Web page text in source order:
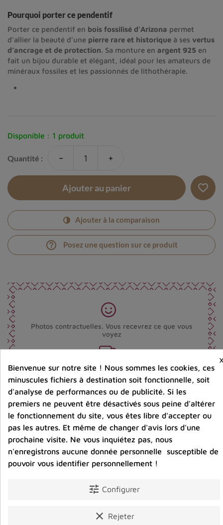
Pourquoi porter ce pendentif
Porter ce pendentif en bois fossilisé d’Arizona permet
d’allier la beauté d’une pierre rare et historique à ses vertus
d’ancrage et de protection. Sa monture en argent 925 en
fait un bijou durable et élégant, idéal pour les amateurs de
minéraux fossiles et les passionnés de lithothérapie.
Disponible : 1 produit
Quantité : - +
Ajouter au panier favorite_border
Ajouter à la comparaison
help_outline Posez une question sur ce produit
Photos contractuelles. Vous recevrez ce que vous
voyez
Port offert dès 80 € d’achat en France métropolitaine.
100 € pour la Belgique
Entreprise éco-responsable.
Bijoux argent fabriqués sans émission de gaz
carbonique
Partager :
Bienvenue sur notre site ! Nous sommes les cookies, ces
minuscules fichiers à destination soit fonctionnelle, soit
d'analyse de performances ou de publicité. Si les
premiers ne peuvent être désactivés sous peine d'altérer
le fonctionnement du site, vous êtes libre d'accepter ou
pas les autres. Et même de changer d'avis lors d'une
prochaine visite. Ne vous inquiétez pas, nous
n'enregistrons aucune donnée personnelle susceptible de
pouvoir vous identifier personnellement !
tune Configurer
clear Rejeter